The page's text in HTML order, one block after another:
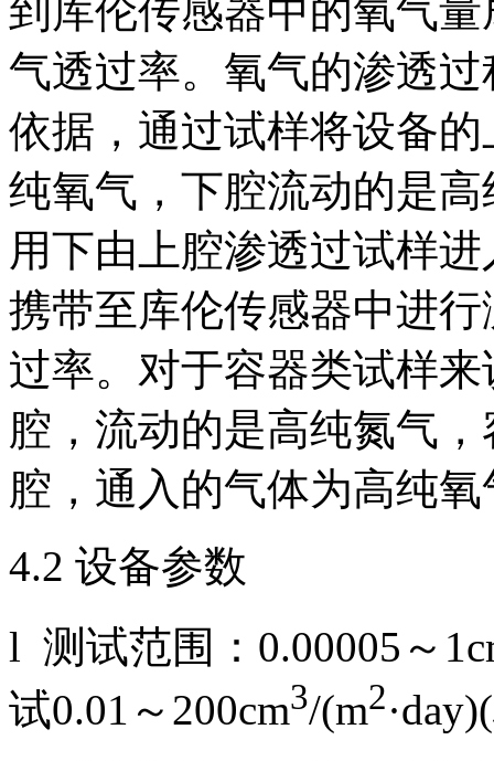
到库伦传感器中的氧气
气透过率。氧气的渗透
依据，通过试样将设备
纯氧气，下腔流动的是
用下由上腔渗透过试样
携带至库伦传感器中进
过率。对于容器类试样
腔，流动的是高纯氮气
腔，通入的气体为高纯氧
4.2 设备参数
l 测试范围：0.00005～
试0.01～200cm3/(m2